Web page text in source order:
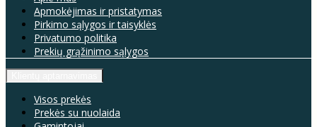
Apmokėjimas ir pristatymas
Pirkimo sąlygos ir taisyklės
Privatumo politika
Prekių grąžinimo sąlygos
Visos prekės
Prekės su nuolaida